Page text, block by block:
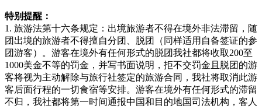
特别提醒：
1. 旅游法第十六条规定：出境旅游者不得在境外非法滞留，随
团出境的旅游者不得擅自分团、脱团（同样适用自备签证的参
团游客）。游客在境外有任何形式的脱团我社都将收取200至
1000美金不等的罚金，并写书面说明，拒不交罚金且脱团的游
客将视为主动解除与旅行社签定的旅游合同，我社将取消此游
客后面行程的一切食宿等安排。游客在境外有任何形式的滞留
不归，我社都将第一时间通报中国和目的地国司法机构，客人